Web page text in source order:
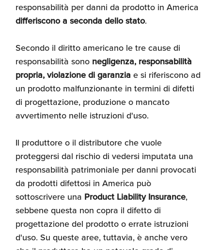
responsabilità per danni da prodotto in America
differiscono a seconda dello stato.
Secondo il diritto americano le tre cause di
responsabilità sono negligenza, responsabilità
propria, violazione di garanzia e si riferiscono ad
un prodotto malfunzionante in termini di difetti
di progettazione, produzione o mancato
avvertimento nelle istruzioni d'uso.
Il produttore o il distributore che vuole
proteggersi dal rischio di vedersi imputata una
responsabilità patrimoniale per danni provocati
da prodotti difettosi in America può
sottoscrivere una Product Liability Insurance,
sebbene questa non copra il difetto di
progettazione del prodotto o errate istruzioni
d'uso. Su queste aree, tuttavia, è anche vero